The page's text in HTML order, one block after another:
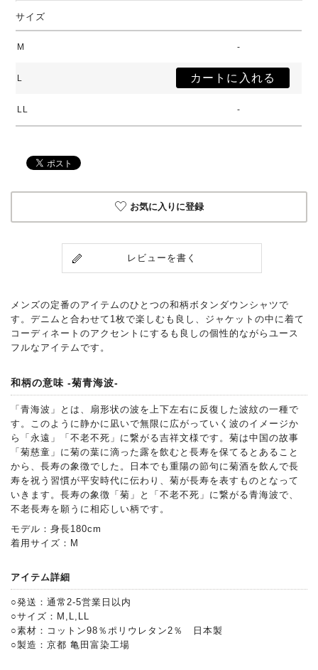
サイズ
M -
L
LL -
お気に入りに登録
レビューを書く
メンズの定番のアイテムのひとつの和柄ボタンダウンシャツで
す。デニムと合わせて1枚で楽しむも良し、ジャケットの中に着て
コーディネートのアクセントにするも良しの個性的ながらユース
フルなアイテムです。
和柄の意味 -菊青海波-
「青海波」とは、扇形状の波を上下左右に反復した波紋の一種で
す。このように静かに凪いで無限に広がっていく波のイメージか
ら「永遠」「不老不死」に繋がる吉祥文様です。菊は中国の故事
「菊慈童」に菊の葉に滴った露を飲むと長寿を保てるとあること
から、長寿の象徴でした。日本でも重陽の節句に菊酒を飲んで長
寿を祝う習慣が平安時代に伝わり、菊が長寿を表すものとなって
いきます。長寿の象徴「菊」と「不老不死」に繋がる青海波で、
不老長寿を願うに相応しい柄です。
モデル：身長180cm
着用サイズ：M
アイテム詳細
○発送：通常2-5営業日以内
○サイズ：M,L,LL
○素材：コットン98％ポリウレタン2％ 日本製
○製造：京都 亀田富染工場